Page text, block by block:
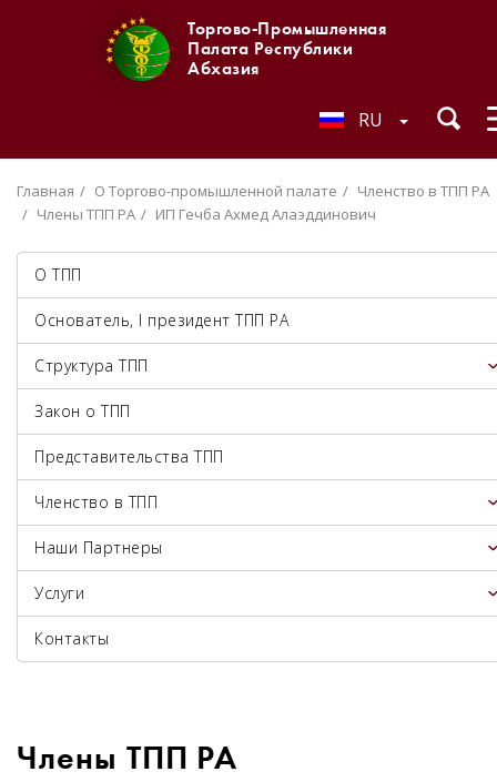
Торгово-Промышленная
Палата Республики
Абхазия
RU
Главная О Торгово-промышленной палате
Членство в ТПП РА
Члены ТПП РА
ИП Гечба Ахмед Алаэддинович
О ТПП
Основатель, I президент ТПП РА
Структура ТПП
Закон о ТПП
Представительства ТПП
Членство в ТПП
Наши Партнеры
Услуги
Контакты
Члены ТПП РА